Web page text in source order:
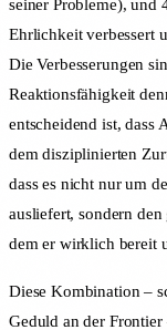
seiner Probleme), und
Ehrlichkeit verbessert
Die Verbesserungen
Reaktionsfähigkeit
entscheidend ist, dass
dem disziplinierten
dass es nicht nur um
ausliefert, sondern
dem er wirklich bereit
Diese Kombination –
Geduld an der